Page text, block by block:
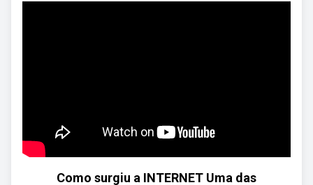
Como surgiu a INTERNET Uma das